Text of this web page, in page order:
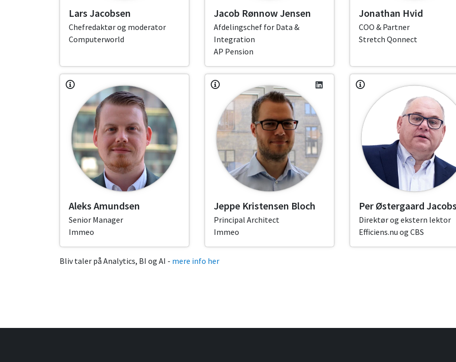
Lars Jacobsen
Chefredaktør og moderator
Computerworld
Jacob Rønnow Jensen
Afdelingschef for Data &
Integration
AP Pension
Jonathan Hvid
COO & Partner
Stretch Qonnect
Aleks Amundsen
Senior Manager
Immeo
Jeppe Kristensen Bloch
Principal Architect
Immeo
Per Østergaard
Direktør og ekstern lektor
Efficiens.nu og CBS
Bliv taler på Analytics, BI og AI - mere info her